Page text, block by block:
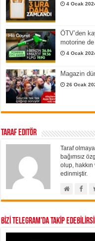
4 Ocak
ÖTV’den
motorine
4 Ocak
Magazin
26 Ocak
Taraf Editör
Taraf
bağımsız
olup, hakkın
edinmiştir.
BİZİ TELEGRAM’DA TAKİP